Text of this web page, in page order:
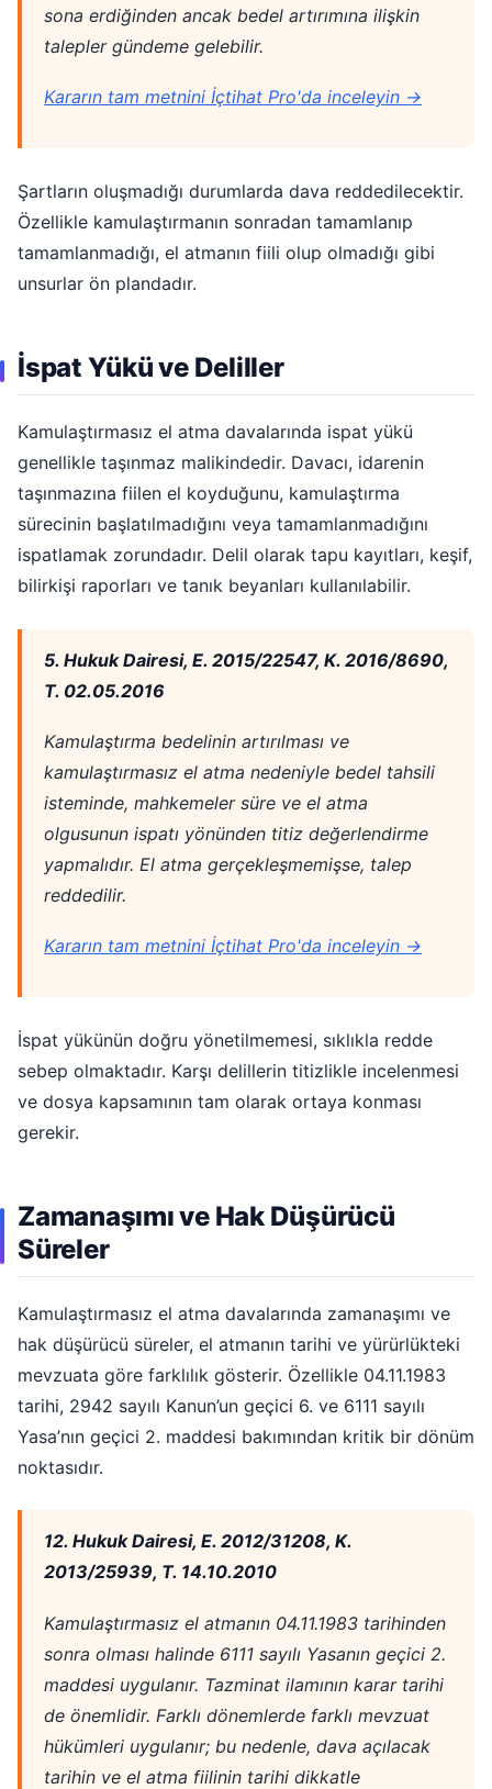
sona erdiğinden ancak bedel artırımına ilişkin
talepler gündeme gelebilir.
Kararın tam metnini İçtihat Pro'da inceleyin →
Şartların oluşmadığı durumlarda dava reddedilecektir.
Özellikle kamulaştırmanın sonradan tamamlanıp
tamamlanmadığı, el atmanın fiili olup olmadığı gibi
unsurlar ön plandadır.
İspat Yükü ve Deliller
Kamulaştırmasız el atma davalarında ispat yükü
genellikle taşınmaz malikindedir. Davacı, idarenin
taşınmazına fiilen el koyduğunu, kamulaştırma
sürecinin başlatılmadığını veya tamamlanmadığını
ispatlamak zorundadır. Delil olarak tapu kayıtları, keşif,
bilirkişi raporları ve tanık beyanları kullanılabilir.
5. Hukuk Dairesi, E. 2015/22547, K. 2016/8690,
T. 02.05.2016
Kamulaştırma bedelinin artırılması ve
kamulaştırmasız el atma nedeniyle bedel tahsili
isteminde, mahkemeler süre ve el atma
olgusunun ispatı yönünden titiz değerlendirme
yapmalıdır. El atma gerçekleşmemişse, talep
reddedilir.
Kararın tam metnini İçtihat Pro'da inceleyin →
İspat yükünün doğru yönetilmemesi, sıklıkla redde
sebep olmaktadır. Karşı delillerin titizlikle incelenmesi
ve dosya kapsamının tam olarak ortaya konması
gerekir.
Zamanaşımı ve Hak Düşürücü
Süreler
Kamulaştırmasız el atma davalarında zamanaşımı ve
hak düşürücü süreler, el atmanın tarihi ve yürürlükteki
mevzuata göre farklılık gösterir. Özellikle 04.11.1983
tarihi, 2942 sayılı Kanun’un geçici 6. ve 6111 sayılı
Yasa’nın geçici 2. maddesi bakımından kritik bir dönüm
noktasıdır.
12. Hukuk Dairesi, E. 2012/31208, K.
2013/25939, T. 14.10.2010
Kamulaştırmasız el atmanın 04.11.1983 tarihinden
sonra olması halinde 6111 sayılı Yasanın geçici 2.
maddesi uygulanır. Tazminat ilamının karar tarihi
de önemlidir. Farklı dönemlerde farklı mevzuat
hükümleri uygulanır; bu nedenle, dava açılacak
tarihin ve el atma fiilinin tarihi dikkatle